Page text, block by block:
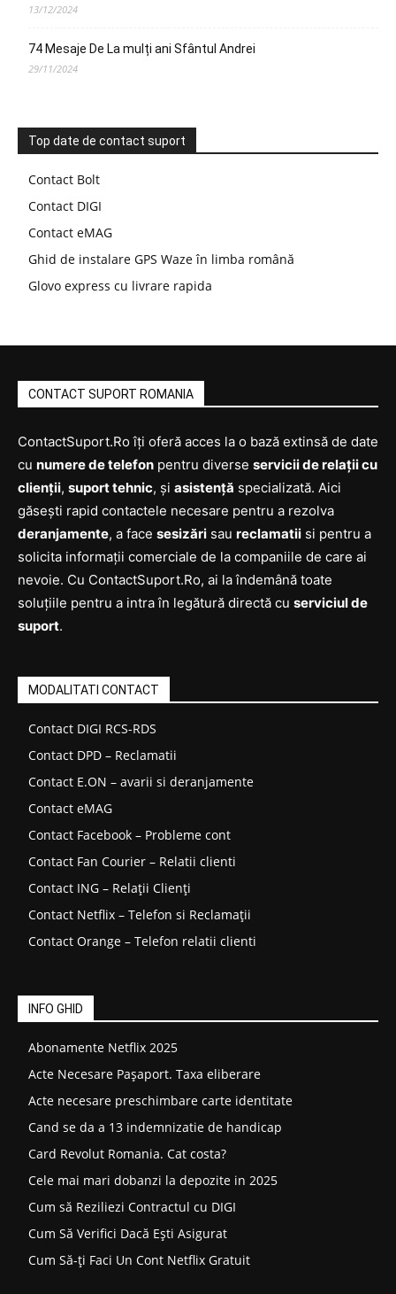
13/12/2024
74 Mesaje De La mulți ani Sfântul Andrei
29/11/2024
Top date de contact suport
Contact Bolt
Contact DIGI
Contact eMAG
Ghid de instalare GPS Waze în limba română
Glovo express cu livrare rapida
CONTACT SUPORT ROMANIA
ContactSuport.Ro îți oferă acces la o bază extinsă de date
cu numere de telefon pentru diverse servicii de relații cu
clienții, suport tehnic, și asistență specializată. Aici
găsești rapid contactele necesare pentru a rezolva
deranjamente, a face sesizări sau reclamatii si pentru a
solicita informații comerciale de la companiile de care ai
nevoie. Cu ContactSuport.Ro, ai la îndemână toate
soluțiile pentru a intra în legătură directă cu serviciul de
suport.
MODALITATI CONTACT
Contact DIGI RCS-RDS
Contact DPD – Reclamatii
Contact E.ON – avarii si deranjamente
Contact eMAG
Contact Facebook – Probleme cont
Contact Fan Courier – Relatii clienti
Contact ING – Relații Clienți
Contact Netflix – Telefon si Reclamații
Contact Orange – Telefon relatii clienti
INFO GHID
Abonamente Netflix 2025
Acte Necesare Pașaport. Taxa eliberare
Acte necesare preschimbare carte identitate
Cand se da a 13 indemnizatie de handicap
Card Revolut Romania. Cat costa?
Cele mai mari dobanzi la depozite in 2025
Cum să Reziliezi Contractul cu DIGI
Cum Să Verifici Dacă Ești Asigurat
Cum Să-ți Faci Un Cont Netflix Gratuit